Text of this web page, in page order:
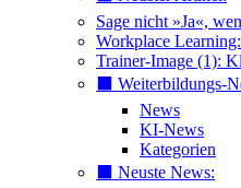
Sage nicht »Ja«,
Workplace
Trainer-Image (1):
⬛️ Weiterbildungs-
News
KI-News
Kategorien
⬛️ Neuste News: